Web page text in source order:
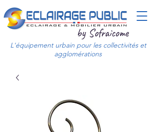
by Sofraicome
L'équipement urbain pour les collectivités et
agglomérations